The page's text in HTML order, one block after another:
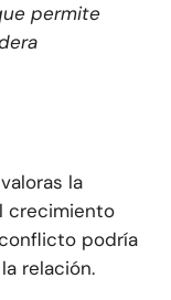
permite
la
crecimiento
podría
relación.